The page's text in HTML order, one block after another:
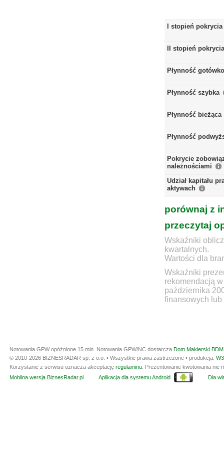
I stopień pokrycia
II stopień pokrycia
Płynność
Płynność szybka
Płynność bieżąca
Płynność
Pokrycie
należnościami
Udział kapitału
aktywach
porównaj z
przeczytaj
Wskaźniki
kwartalnych.
Wartości dla
Wskaźniki
rekomendacją
października
finansowych lub
Notowania GPW opóźnione 15 min. Notowania GPW/NC dostarcza Dom Maklerski
© 2010-2026 BIZNESRADAR sp. z o.o. • Wszystkie prawa zastrzeżone • produkcja:
Korzystanie z serwisu oznacza akceptację regulaminu . Prezentowanie kwotowania
Mobilna wersja BiznesRadar.pl
Aplikacja dla systemu Android Dla